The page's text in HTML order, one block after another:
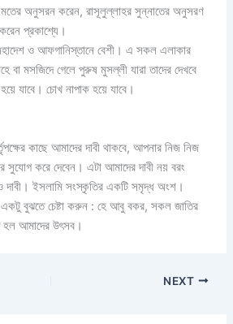
মতের অনুসরন করেন, রাসূলুল্লাহর সুন্নাতের অনুসরণ
প্রকাশ্যে।
ও আফগানিস্তানে বেশী। এ সকল এলাকার
বা মসজিদে গেলে পুরুষ মুসল্লী যারা তাদের দেখবে
যাবে। চোখ নাপাক হয়ে যাবে।
কাছে আমাদের দাবী থাকবে, আপনার নিজ নিজ
সুযোগ করে দেবেন। এটা আমাদের দাবী নয় বরং
দাবী। ইসলামি সংস্কৃতির একটি সমৃদ্ধ অংশ।
একটু বুঝতে চেষ্টা করুন : হে আবু বকর, সকল জাতির
আমাদের উৎসব।
NEXT